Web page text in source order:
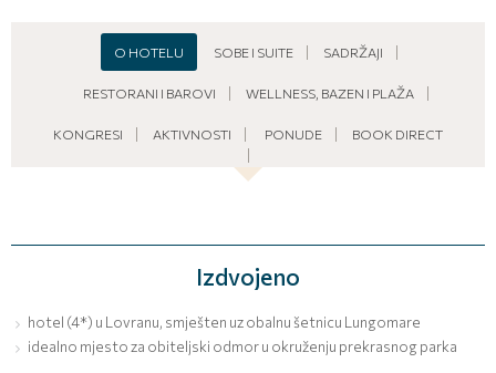
O HOTELU SOBE I SUITE SADRŽAJI
RESTORANI I BAROVI WELLNESS, BAZEN I PLAŽA
KONGRESI AKTIVNOSTI PONUDE BOOK DIRECT
Izdvojeno
hotel (4*) u Lovranu, smješten uz obalnu šetnicu Lungomare
idealno mjesto za obiteljski odmor u okruženju prekrasnog parka